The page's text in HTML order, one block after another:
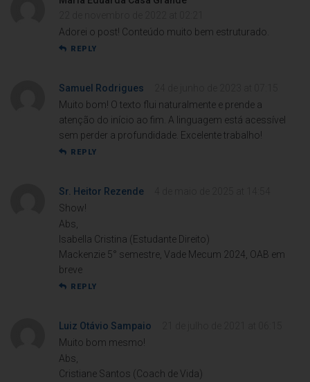
Adorei o post! Conteúdo muito bem estruturado.
REPLY
Samuel Rodrigues
Muito bom! O texto flui naturalmente e prende a
atenção do início ao fim. A linguagem está acessível
sem perder a profundidade. Excelente trabalho!
REPLY
Sr. Heitor Rezende
Show!
Abs,
Isabella Cristina (Estudante Direito)
Mackenzie 5° semestre, Vade Mecum 2024, OAB em
breve
REPLY
Luiz Otávio Sampaio
Muito bom mesmo!
Abs,
Cristiane Santos (Coach de Vida)